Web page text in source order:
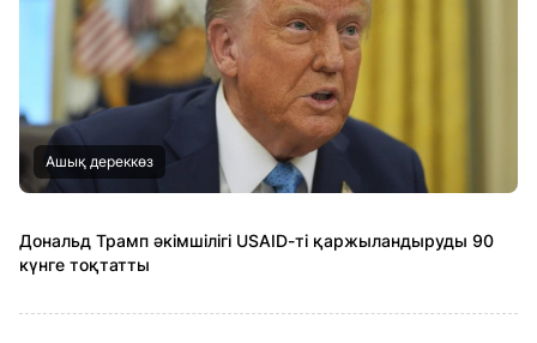
Ашық дереккөз
Дональд Трамп әкімшілігі USAID-ті қаржыландыруды 90
күнге тоқтатты